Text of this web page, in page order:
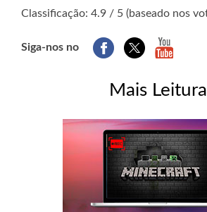
Classificação: 4.9 / 5 (baseado nos
Siga-nos no
Mais Leitura